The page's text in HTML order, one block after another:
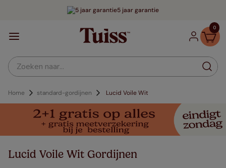
5 jaar garantie
0
Zoeken naar...
Home standard-gordijnen Lucid Voile Wit
Lucid Voile Wit Gordijnen